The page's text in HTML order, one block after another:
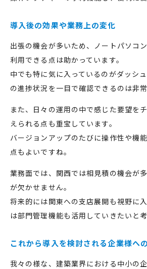
導入後の効果や業務上の変化
出張の機会が多いため、ノートパソコ
利用できる点は助かっています。
中でも特に気に入っているのがダッシ
の進捗状況を一目で確認できるのは非常
また、日々の運用の中で感じた要望を
えられる点も重宝しています。
バージョンアップのたびに操作性や機
点もよいですね。
業務面では、関西では相見積の機会が
が欠かせません。
将来的には関東への支店展開も視野に
は部門管理機能も活用していきたいと考
これから導入を検討される企業様へ
我々の様な、建築業界における中小の